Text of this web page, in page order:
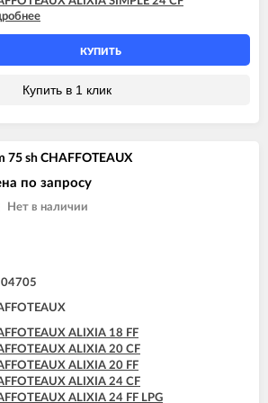
TALIA SYSTEM 30 FF
TALIA SYSTEM 35 FF
ALIXIA SIMPLE S 18 CF
ALIXIA SIMPLE S 24 CF
NIAGARA C 25 CF
PIGMA 25 CF
TALIA 30 CF
КУПИТЬ
Купить в 1 клик
75 sh CHAFFOTEAUX
по запросу
Нет в наличии
ALIXIA 18 FF
ALIXIA 20 CF
ALIXIA 20 FF
ALIXIA 24 CF
ALIXIA 24 FF LPG